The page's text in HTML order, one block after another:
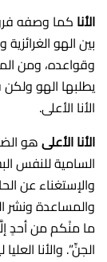
الأنا كما وصفه
بين الهو
وقواعده، ومن
يطلبها الهو
الأنا الأعلى.
الأنا الأعلىهو
السامية للنفس
والإستغناء عن
والمساعدة ونشر
ما منْكم من أحدٍ
الجنِّ”. والأنا